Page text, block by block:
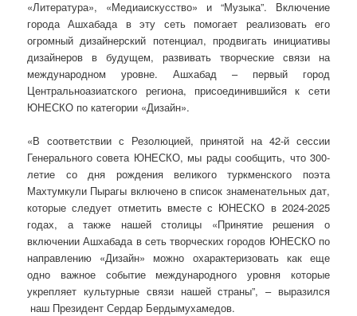
«Литература», «Медиаискусство» и “Музыка”. Включение
города Ашхабада в эту сеть помогает реализовать его
огромный дизайнерский потенциал, продвигать инициативы
дизайнеров в будущем, развивать творческие связи на
международном уровне. Ашхабад – первый город
Центральноазиатского региона, присоединившийся к сети
ЮНЕСКО по категории «Дизайн».
«В соответствии с Резолюцией, принятой на 42-й сессии
Генерального совета ЮНЕСКО, мы рады сообщить, что 300-
летие со дня рождения великого туркменского поэта
Махтумкули Пырагы включено в список знаменательных дат,
которые следует отметить вместе с ЮНЕСКО в 2024-2025
годах, а также нашей столицы «Принятие решения о
включении Ашхабада в сеть творческих городов ЮНЕСКО по
направлению «Дизайн» можно охарактеризовать как еще
одно важное событие международного уровня которые
укрепляет культурные связи нашей страны”, – выразился
наш Президент Сердар Бердымухамедов.